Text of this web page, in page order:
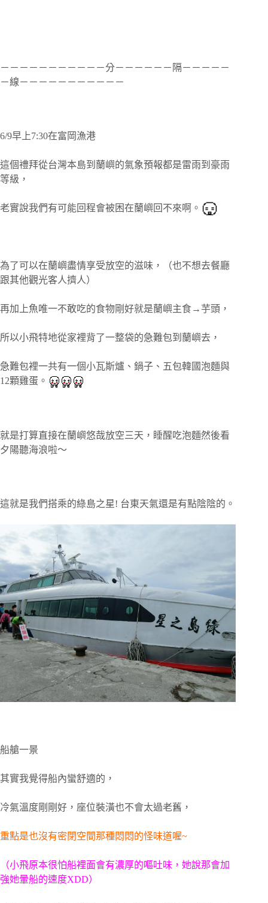
－－－－－－－－－－－分－－－－－－隔－－－－－
－線－－－－－－－－－－－
6/9早上7:30在富岡漁港
這個禮拜從台灣本島到蘭嶼的氣象預報都是雷雨到豪雨
等級，
老實說我們有可能回程會被困在蘭嶼回不來啊。
為了可以在蘭嶼盡情享受放空的滋味，（也不想去餐廳
跟其他觀光客人擠人）
再加上魚唯一不敢吃的食物剛好就是蘭嶼主食→芋頭，
所以小飛特地從家裡背了一整袋的急難包到蘭嶼去，
急難包裡一共有一個小瓦斯爐、鍋子、五包韓國泡麵與
12顆雞蛋。
就是打算直接在蘭嶼悠哉放空三天，睡醒吃泡麵然後看
夕陽聽海浪啦～
這就是我們搭乘的綠島之星! 台東天氣還是有點陰陰的。
船艙一景
其實我覺得船內蠻舒適的，
冷氣溫度剛剛好， 座位裝潢也不會太過老舊，
重點是也沒有密閉空間那種悶悶的怪味道喔~
（小飛原本很怕船裡面會有濃厚的嘔吐味，她說那會加
強她暈船的速度XDD）